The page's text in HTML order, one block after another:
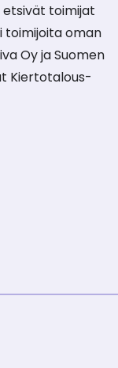
etsivät toimijat
toimijoita oman
Oy ja Suomen
Kiertotalous-